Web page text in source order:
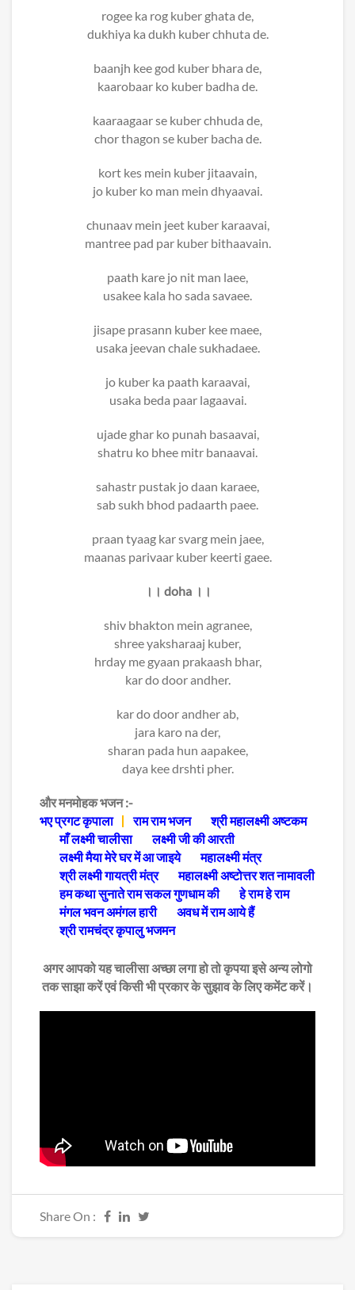
rogee ka rog kuber ghata de,
dukhiya ka dukh kuber chhuta de.
baanjh kee god kuber bhara de,
kaarobaar ko kuber badha de.
kaaraagaar se kuber chhuda de,
chor thagon se kuber bacha de.
kort kes mein kuber jitaavain,
jo kuber ko man mein dhyaavai.
chunaav mein jeet kuber karaavai,
mantree pad par kuber bithaavain.
paath kare jo nit man laee,
usakee kala ho sada savaee.
jisape prasann kuber kee maee,
usaka jeevan chale sukhadaee.
jo kuber ka paath karaavai,
usaka beda paar lagaavai.
ujade ghar ko punah basaavai,
shatru ko bhee mitr banaavai.
sahastr pustak jo daan karaee,
sab sukh bhod padaarth paee.
praan tyaag kar svarg mein jaee,
maanas parivaar kuber keerti gaee.
।। doha ।।
shiv bhakton mein agranee,
shree yaksharaaj kuber,
hrday me gyaan prakaash bhar,
kar do door andher.
kar do door andher ab,
jara karo na der,
sharan pada hun aapakee,
daya kee drshti pher.
और मनमोहक भजन :-
भए प्रगट कृपाला
राम राम भजन
श्री महालक्ष्मी अष्टकम
माँ लक्ष्मी चालीसा
लक्ष्मी जी की आरती
लक्ष्मी मैया मेरे घर में आ जाइये
महालक्ष्मी मंत्र
श्री लक्ष्मी गायत्री मंत्र
महालक्ष्मी अष्टोत्तर शत नामावली
हम कथा सुनाते राम सकल गुणधाम की
हे राम हे राम
मंगल भवन अमंगल हारी
अवध में राम आये हैं
श्री रामचंद्र कृपालु भजमन
अगर आपको यह चालीसा अच्छा लगा हो तो कृपया इसे अन्य लोगो
तक साझा करें एवं किसी भी प्रकार के सुझाव के लिए कमेंट करें।
Share On :